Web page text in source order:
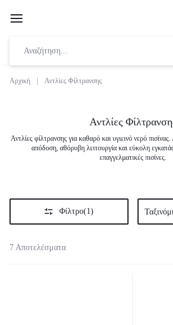
Αρχική Αντλίες Φίλτρανσης
Αντλίες
Αντλίες φίλτρανσης για καθαρό και υγιεινό νερό
απόδοση, αθόρυβη λειτουργία και εύκολη
επαγγελματικές πισίνες.
Φίλτρο(1)
7 Αποτελέσματα